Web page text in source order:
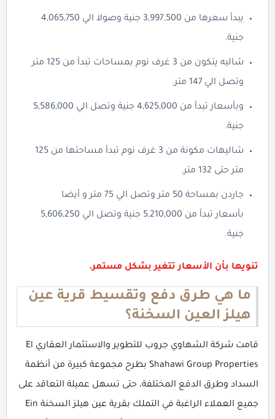
يبدأ سعرها من 3,997,500 جنية وصولا الي 4,065,750
جنية.
شاليه يتكون من 3 غرف نوم بمساحات تبدأ من 125 متر
وتصل الي 147 متر.
وبأسعار تبدأ من 4,625,000 جنية وتصل الي 5,586,000
جنية.
شاليهات مكونة من 3 غرف نوم تبدأ مساحتها من 125
متر حتى 132 متر.
جاردن بمساحة 50 متر وتصل الي 75 متر و أيضا
بأسعار تبدأ من 5,210,000 جنية وتصل الي 5,606,250
جنية.
تنويها بأن الأسعار تتغير بشكل مستمر.
ما هي طرق دفع وتقسيط قرية عين
هيلز العين السخنة؟
قامت شركة الشهاوي جروب للتطوير والاستثمار العقاري El
Shahawi Group Properties بطرح مجموعة كبيرة من أنظمة
السداد وطرق الدفع المختلفة، حتى تسهل عميلة التعاقد على
جميع العملاء الراغبة في التملك بقرية عين هيلز السخنة Ein